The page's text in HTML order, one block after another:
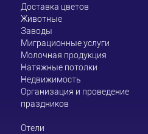
Доставка цветов
Животные
Заводы
Миграционные услуги
Молочная продукция
Натяжные потолки
Недвижимость
Организация и проведение
праздников
Отели